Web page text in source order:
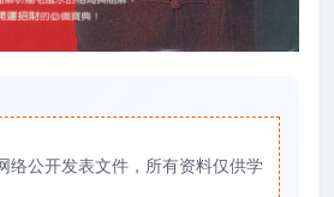
络公开发表文件，所有资料仅供学